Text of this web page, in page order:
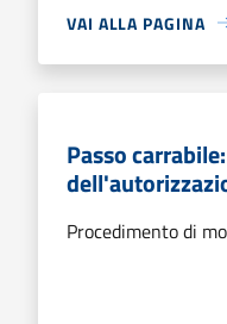
VAI ALLA PAGINA
Passo
Procedimento di